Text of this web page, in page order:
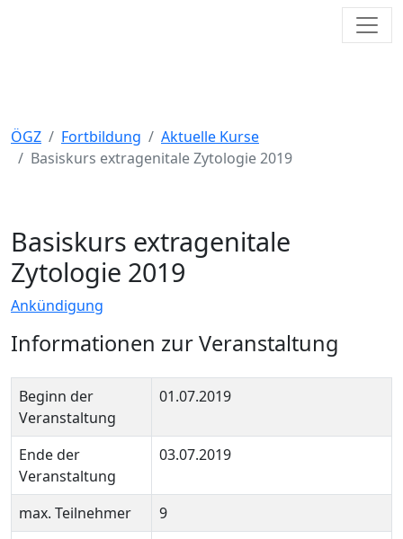
ÖGZ Fortbildung
Aktuelle Kurse
Basiskurs extragenitale Zytologie 2019
Basiskurs extragenitale
Zytologie 2019
Ankündigung
Informationen zur Veranstaltung
Beginn der
Veranstaltung
01.07.2019
Ende der
Veranstaltung
03.07.2019
max. Teilnehmer
9